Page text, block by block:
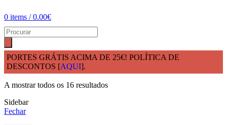
0 items / 0.00€
PORTES GRÁTIS ACIMA DE 25€! POLÍTICA DE
DESCONTOS [AQUI].
InícioMateria PrimaTissue Reciclado
A mostrar todos os 16 resultados
Sidebar
Fechar